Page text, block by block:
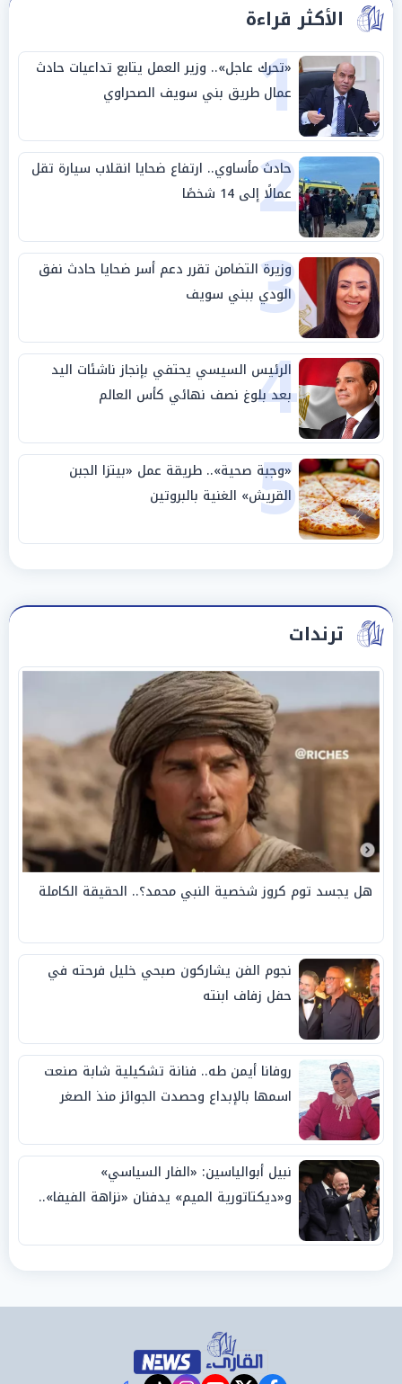
الأكثر قراءة
1
«تحرك عاجل».. وزير العمل يتابع تداعيات حادث
عمال طريق بني سويف الصحراوي
2
حادث مأساوي.. ارتفاع ضحايا انقلاب سيارة تقل
عمالًا إلى 14 شخصًا
3
وزيرة التضامن تقرر دعم أسر ضحايا حادث نفق
الودي ببني سويف
4
الرئيس السيسي يحتفي بإنجاز ناشئات اليد
بعد بلوغ نصف نهائي كأس العالم
5
«وجبة صحية».. طريقة عمل «بيتزا الجبن
القريش» الغنية بالبروتين
ترندات
هل يجسد توم كروز شخصية النبي محمد؟.. الحقيقة الكاملة
نجوم الفن يشاركون صبحي خليل فرحته في
حفل زفاف ابنته
روفانا أيمن طه.. فنانة تشكيلية شابة صنعت
اسمها بالإبداع وحصدت الجوائز منذ الصغر
نبيل أبوالياسين: «الفار السياسي»
و«ديكتاتورية الميم» يدفنان «نزاهة الفيفا»..